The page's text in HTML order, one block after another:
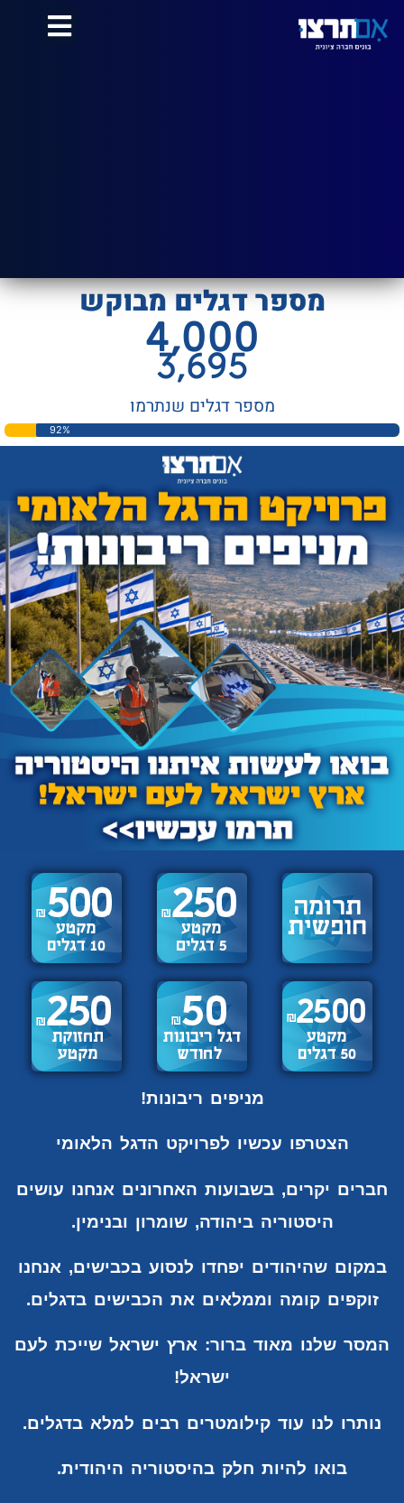
מספר דגלים מבוקש
4,000
מספר דגלים שנתרמו
3,695
92%
מניפים ריבונות!
הצטרפו עכשיו לפרויקט הדגל הלאומי
חברים יקרים, בשבועות האחרונים אנחנו עושים
היסטוריה ביהודה, שומרון ובנימין.
במקום שהיהודים יפחדו לנסוע בכבישים, אנחנו
זוקפים קומה וממלאים את הכבישים בדגלים.
המסר שלנו מאוד ברור: ארץ ישראל שייכת לעם
ישראל!
נותרו לנו עוד קילומטרים רבים למלא בדגלים.
בואו להיות חלק בהיסטוריה היהודית.